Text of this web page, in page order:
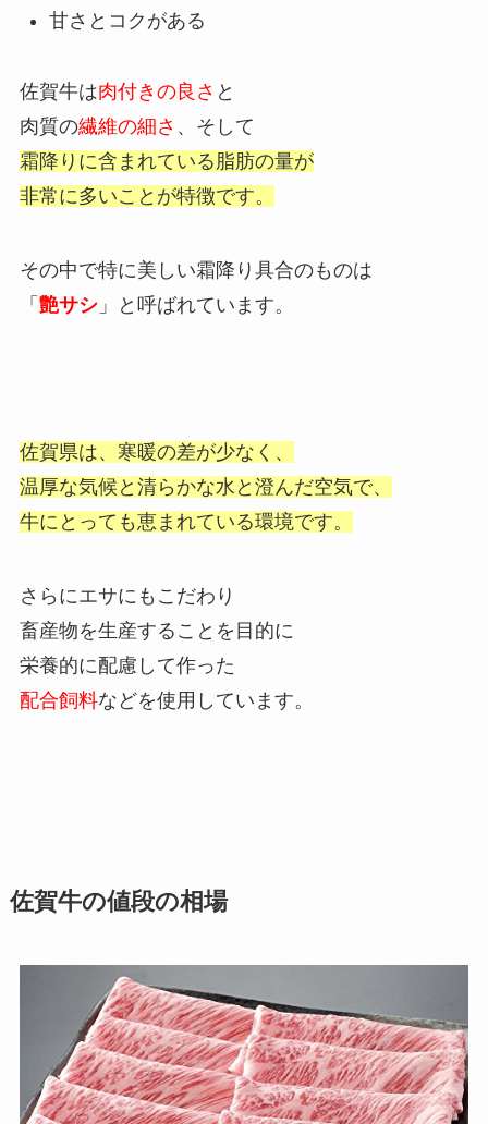
甘さとコクがある
佐賀牛は肉付きの良さ と
肉質の繊維の細さ 、そして
霜降りに含まれている脂肪の量が
非常に多いことが特徴です。
その中で特に美しい霜降り具合のものは
「 艶サシ」と呼ばれています。
佐賀県は、寒暖の差が少なく、
温厚な気候と清らかな水と澄んだ空気で、
牛にとっても恵まれている環境です。
さらにエサにもこだわり
畜産物を生産することを目的に
栄養的に配慮して作った
配合飼料などを使用しています。
佐賀牛の値段の相場